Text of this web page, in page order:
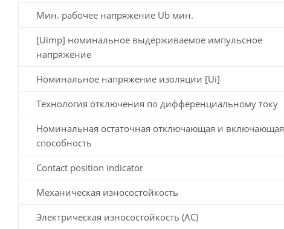
Мин. рабочее напряжение Ub мин.
[Uimp] номинальное выдерживаемое импульсное
напряжение
Номинальное напряжение изоляции [Ui]
Технология отключения по дифференциальному току
Номинальная остаточная отключающая и включающая
способность
Contact position indicator
Механическая износостойкость
Электрическая износостойкость (AC)